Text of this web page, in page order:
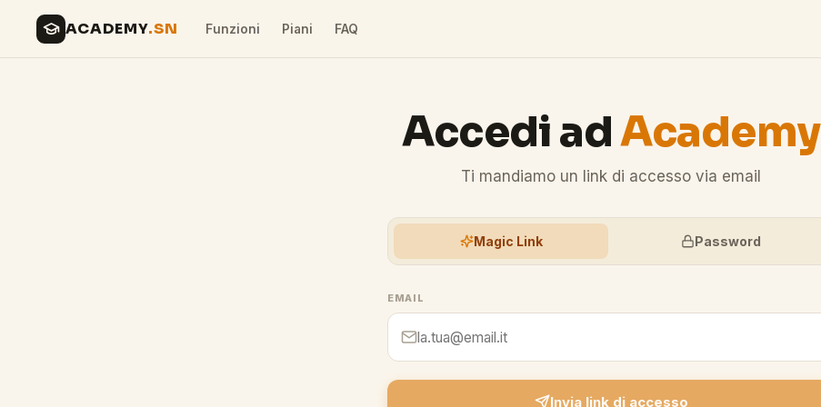
ACADEMY.SN Funzioni Piani FAQ
Accedi adAcademy
Ti mandiamo un link di accesso via email
Magic Link Password
EMAIL
Invia link di accesso